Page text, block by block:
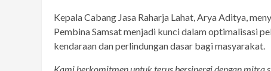
Kepala Cabang Jasa Raharja Lahat, Arya Aditya,
Pembina Samsat menjadi kunci dalam optimalisasi
kendaraan dan perlindungan dasar bagi masyarakat.